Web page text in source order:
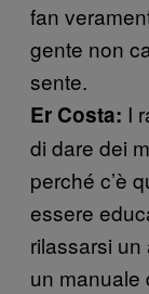
fan
gente non
sente.
Er Costa: I
di dare dei
perché c’è
essere
rilassarsi
un manuale